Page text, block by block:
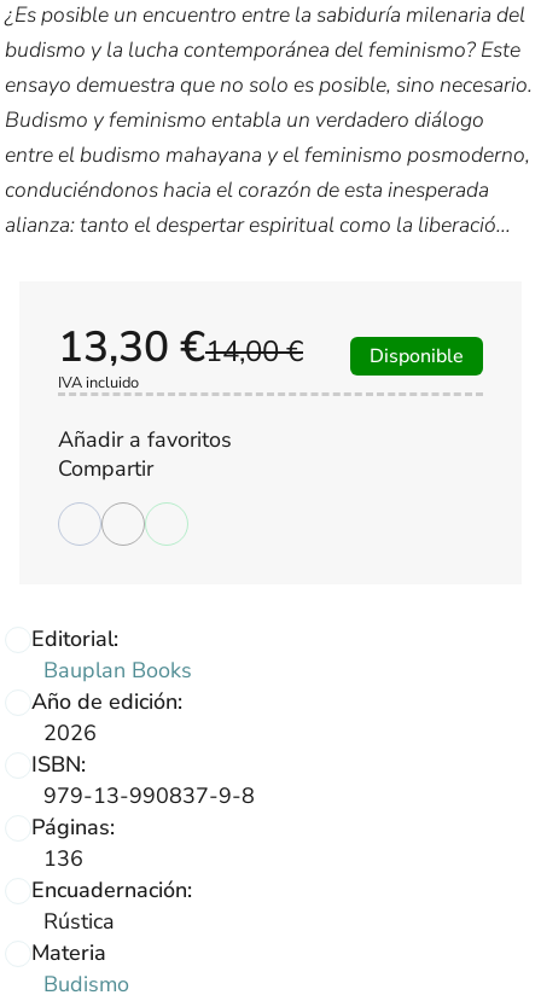
¿Es posible un encuentro entre la sabiduría milenaria del
budismo y la lucha contemporánea del feminismo? Este
ensayo demuestra que no solo es posible, sino necesario.
Budismo y feminismo entabla un verdadero diálogo
entre el budismo mahayana y el feminismo posmoderno,
conduciéndonos hacia el corazón de esta inesperada
alianza: tanto el despertar espiritual como la liberació...
Editorial:
Bauplan Books
Año de edición:
2026
ISBN:
979-13-990837-9-8
Páginas:
136
Encuadernación:
Rústica
Materia
Budismo
14,00 €
13,30 €
IVA incluido
Disponible
Añadir a favoritos
Compartir